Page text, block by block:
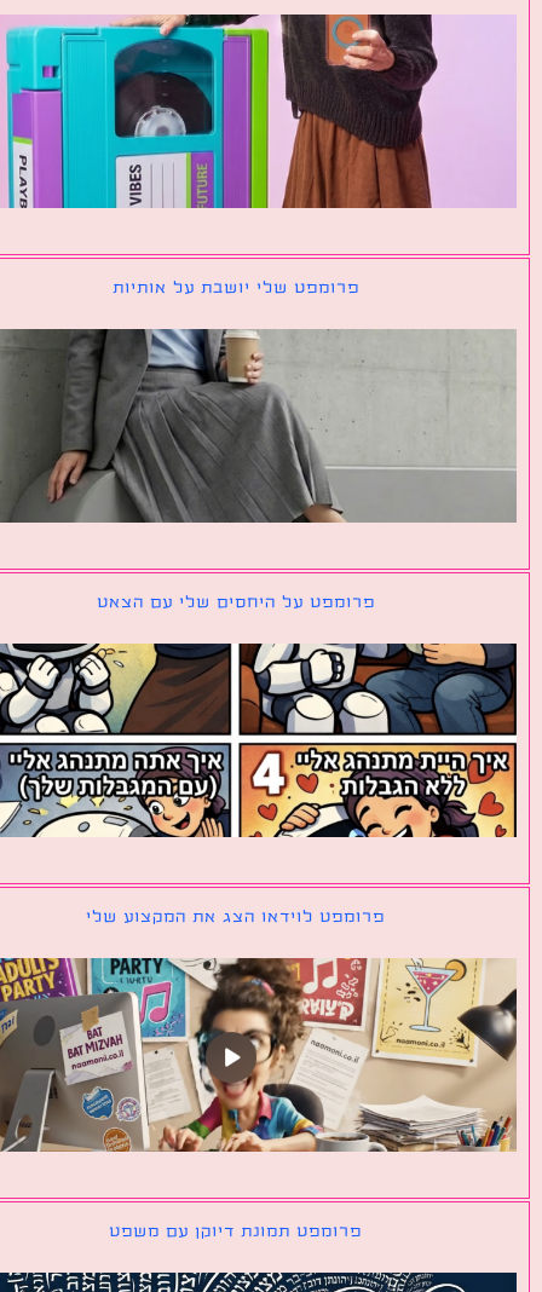
פרומפט שלי יושבת על אותיות
פרומפט על היחסים שלי עם הצאט
פרומפט לוידאו הצג את המקצוע שלי
פרומפט תמונת דיוקן עם משפט